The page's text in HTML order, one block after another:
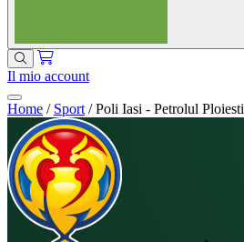
Il mio account
Home / Sport / Poli Iasi - Petrolul Ploiesti